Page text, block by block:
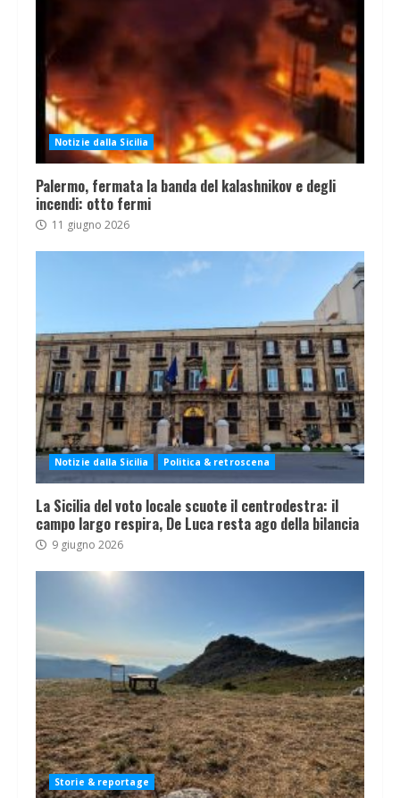
Notizie dalla Sicilia
Palermo, fermata la banda del kalashnikov e degli
incendi: otto fermi
11 giugno 2026
Notizie dalla Sicilia Politica & retroscena
La Sicilia del voto locale scuote il centrodestra: il
campo largo respira, De Luca resta ago della bilancia
9 giugno 2026
Storie & reportage